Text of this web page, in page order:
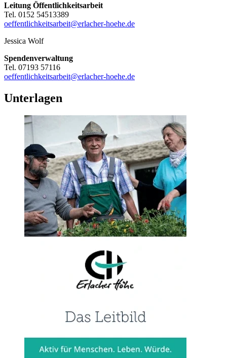
Leitung Öffentlichkeitsarbeit
Tel. 0152 54513389
oeffentlichkeitsarbeit@erlacher-hoehe.de
Jessica Wolf
Spendenverwaltung
Tel. 07193 57116
oeffentlichkeitsarbeit@erlacher-hoehe.de
Unterlagen